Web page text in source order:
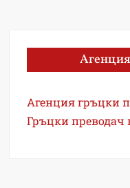
Агенция гръцки
Гръцки преводач